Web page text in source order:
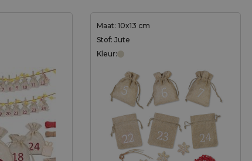
Maat: 10x13 cm
Stof: Jute
Kleur: